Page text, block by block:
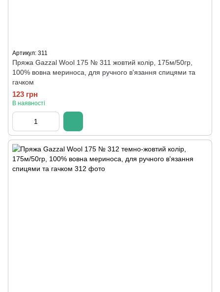
Артикул: 311
Пряжа Gazzal Wool 175 № 311 жовтий колір, 175м/50гр,
100% вовна мериноса, для ручного в'язання спицями та
гачком
123 грн
В наявності